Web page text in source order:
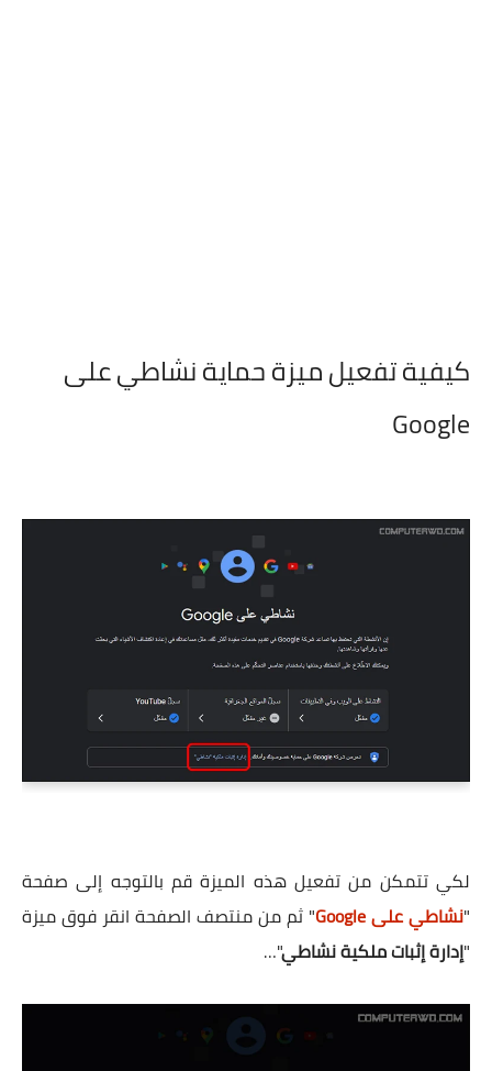
كيفية تفعيل ميزة حماية نشاطي على
Google
لكي تتمكن من تفعيل هذه الميزة قم بالتوجه إلى صفحة
"نشاطي على Google
" ثم من منتصف الصفحة انقر فوق ميزة
"إدارة إثبات ملكية نشاطي"…